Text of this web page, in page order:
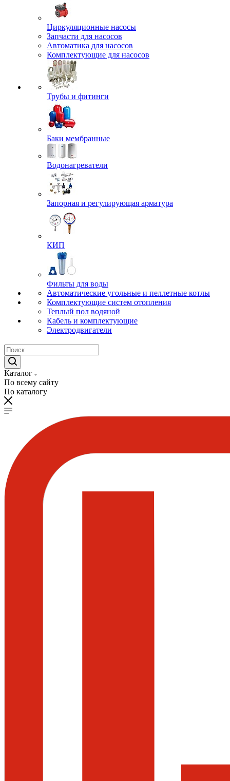
Циркуляционные насосы
Запчасти для насосов
Автоматика для насосов
Комплектующие для насосов
Трубы и фитинги
Баки мембранные
Водонагреватели
Запорная и регулирующая арматура
КИП
Фильты для воды
Автоматические угольные и пеллетные котлы
Комплектующие систем отопления
Теплый пол водяной
Кабель и комплектующие
Электродвигатели
Каталог
По всему сайту
По каталогу